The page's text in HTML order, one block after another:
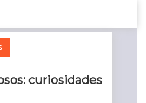
curiosidades